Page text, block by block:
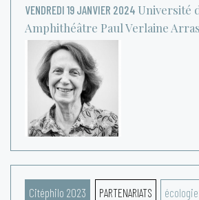
VENDREDI 19 JANVIER 2024 Université
Amphithéâtre Paul Verlaine Arras
Citéphilo 2023 PARTENARIATS écologie